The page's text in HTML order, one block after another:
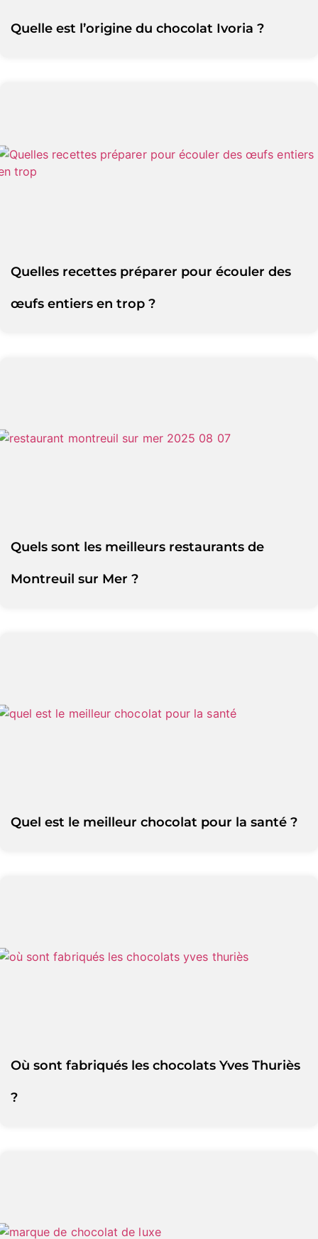
Quelle est l’origine du chocolat Ivoria ?
Quelles recettes préparer pour écouler des
œufs entiers en trop ?
Quels sont les meilleurs restaurants de
Montreuil sur Mer ?
Quel est le meilleur chocolat pour la santé ?
Où sont fabriqués les chocolats Yves Thuriès
?